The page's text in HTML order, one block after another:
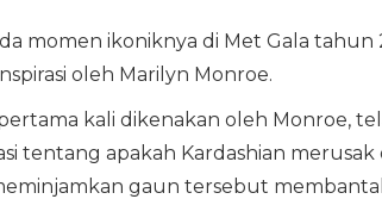
momen ikoniknya di Met Gala tahun
oleh Marilyn Monroe.
kali dikenakan oleh Monroe,
tentang apakah Kardashian merusak
gaun tersebut